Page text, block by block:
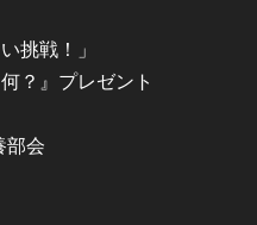
挑戦！」
？』プレゼント
部会